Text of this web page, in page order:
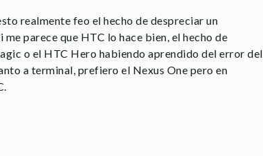
realmente feo el hecho de despreciar un
parece que HTC lo hace bien, el hecho de
o el HTC Hero habiendo aprendido del error del
a terminal, prefiero el Nexus One pero en